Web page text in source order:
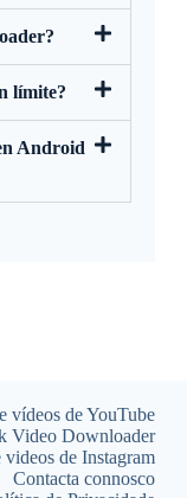
límite?
Android
vídeos de YouTube
Video Downloader
videos de Instagram
Contacta connosco